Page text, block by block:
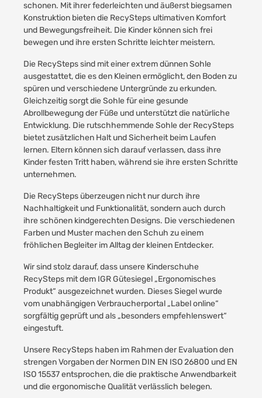
schonen. Mit ihrer federleichten und äußerst biegsamen
Konstruktion bieten die RecySteps ultimativen Komfort
und Bewegungsfreiheit. Die Kinder können sich frei
bewegen und ihre ersten Schritte leichter meistern.
Die RecySteps sind mit einer extrem dünnen Sohle
ausgestattet, die es den Kleinen ermöglicht, den Boden zu
spüren und verschiedene Untergründe zu erkunden.
Gleichzeitig sorgt die Sohle für eine gesunde
Abrollbewegung der Füße und unterstützt die natürliche
Entwicklung. Die rutschhemmende Sohle der RecySteps
bietet zusätzlichen Halt und Sicherheit beim Laufen
lernen. Eltern können sich darauf verlassen, dass ihre
Kinder festen Tritt haben, während sie ihre ersten Schritte
unternehmen.
Die RecySteps überzeugen nicht nur durch ihre
Nachhaltigkeit und Funktionalität, sondern auch durch
ihre schönen kindgerechten Designs. Die verschiedenen
Farben und Muster machen den Schuh zu einem
fröhlichen Begleiter im Alltag der kleinen Entdecker.
Wir sind stolz darauf, dass unsere Kinderschuhe
RecySteps mit dem IGR Gütesiegel „Ergonomisches
Produkt“ ausgezeichnet wurden. Dieses Siegel wurde
vom unabhängigen Verbraucherportal „Label online“
sorgfältig geprüft und als „besonders empfehlenswert“
eingestuft.
Unsere RecySteps haben im Rahmen der Evaluation den
strengen Vorgaben der Normen DIN EN ISO 26800 und EN
ISO 15537 entsprochen, die die praktische Anwendbarkeit
und die ergonomische Qualität verlässlich belegen.